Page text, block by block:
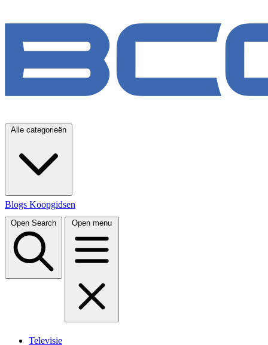
Alle categorieën
Blogs Koopgidsen
Open Search Open menu
Televisie